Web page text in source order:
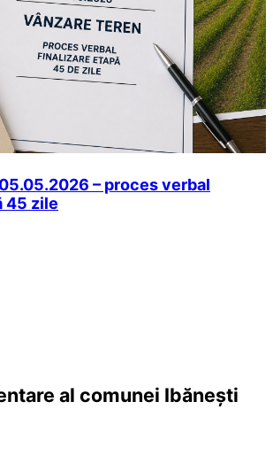
– proces verbal
45 zile
al comunei Ibănești